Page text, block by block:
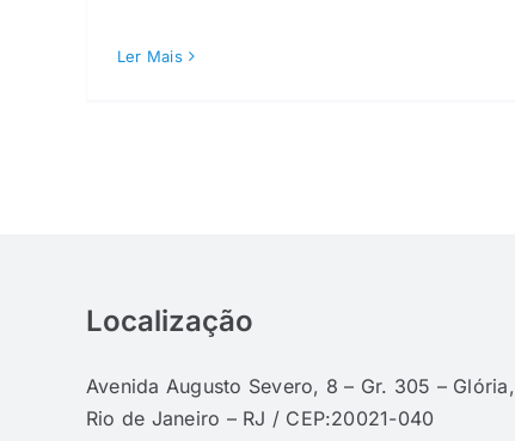
Ler Mais
Localização
Avenida Augusto Severo, 8 – Gr. 305 – Glória,
Rio de Janeiro – RJ / CEP:20021-040